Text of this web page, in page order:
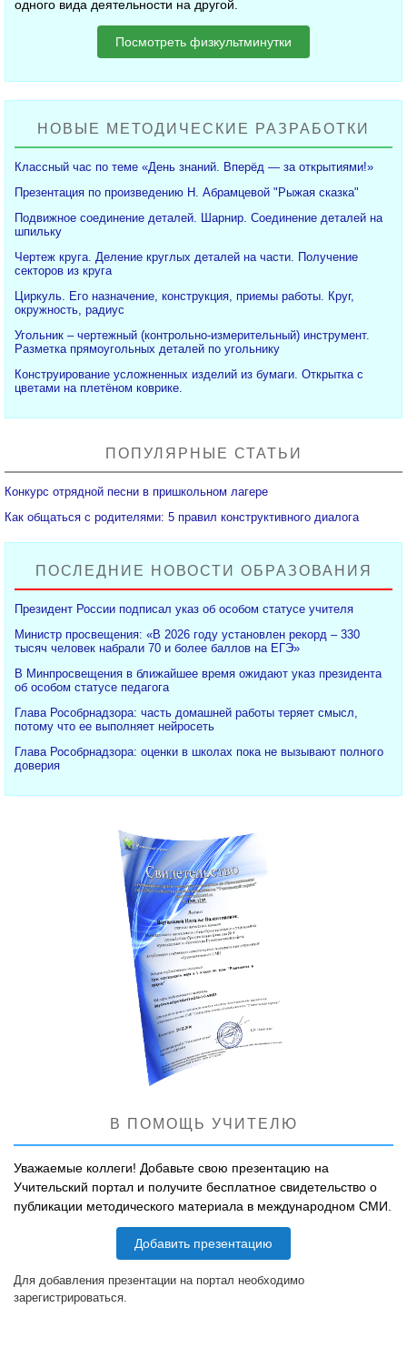
одного вида деятельности на другой.
Посмотреть физкультминутки
НОВЫЕ МЕТОДИЧЕСКИЕ РАЗРАБОТКИ
Классный час по теме «День знаний. Вперёд — за открытиями!»
Презентация по произведению Н. Абрамцевой "Рыжая сказка"
Подвижное соединение деталей. Шарнир. Соединение деталей на
шпильку
Чертеж круга. Деление круглых деталей на части. Получение
секторов из круга
Циркуль. Его назначение, конструкция, приемы работы. Круг,
окружность, радиус
Угольник – чертежный (контрольно-измерительный) инструмент.
Разметка прямоугольных деталей по угольнику
Конструирование усложненных изделий из бумаги. Открытка с
цветами на плетёном коврике.
ПОПУЛЯРНЫЕ СТАТЬИ
Конкурс отрядной песни в пришкольном лагере
Как общаться с родителями: 5 правил конструктивного диалога
ПОСЛЕДНИЕ НОВОСТИ ОБРАЗОВАНИЯ
Президент России подписал указ об особом статусе учителя
Министр просвещения: «В 2026 году установлен рекорд – 330
тысяч человек набрали 70 и более баллов на ЕГЭ»
В Минпросвещения в ближайшее время ожидают указ президента
об особом статусе педагога
Глава Рособрнадзора: часть домашней работы теряет смысл,
потому что ее выполняет нейросеть
Глава Рособрнадзора: оценки в школах пока не вызывают полного
доверия
В ПОМОЩЬ УЧИТЕЛЮ
Уважаемые коллеги! Добавьте свою презентацию на
Учительский портал и получите бесплатное свидетельство о
публикации методического материала в международном СМИ.
Добавить презентацию
Для добавления презентации на портал необходимо
зарегистрироваться.